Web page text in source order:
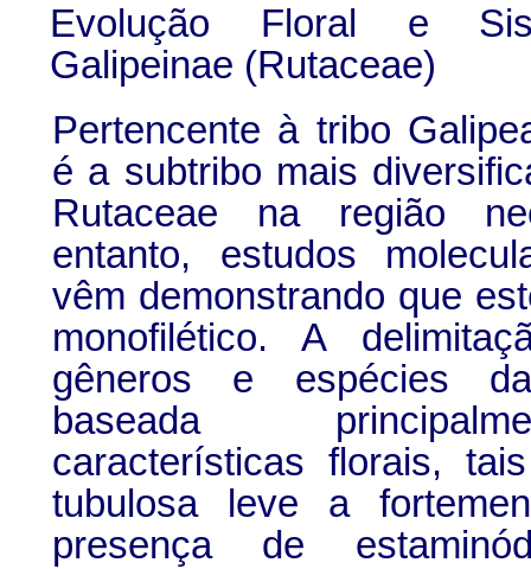
Evolução Floral e
Galipeinae (Rutaceae)
Pertencente à tribo
é a subtribo mais
Rutaceae na região
entanto, estudos
vêm demonstrando que
monofilético. A
gêneros e espécies
baseada
características florais,
tubulosa leve a
presença de